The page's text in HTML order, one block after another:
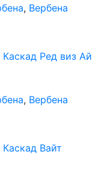
, Вербена
Ред виз Ай
, Вербена
Вайт